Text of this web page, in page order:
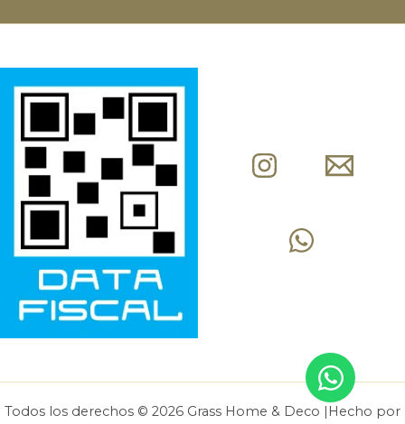
Todos los derechos © 2026 Grass Home & Deco |Hecho por